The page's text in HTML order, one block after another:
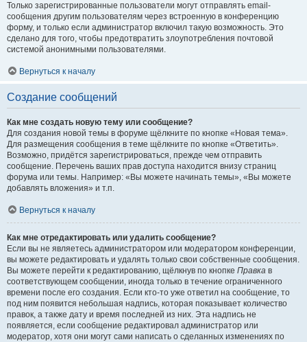
Только зарегистрированные пользователи могут отправлять email-
сообщения другим пользователям через встроенную в конференцию
форму, и только если администратор включил такую возможность. Это
сделано для того, чтобы предотвратить злоупотребления почтовой
системой анонимными пользователями.
Вернуться к началу
Создание сообщений
Как мне создать новую тему или сообщение?
Для создания новой темы в форуме щёлкните по кнопке «Новая тема».
Для размещения сообщения в теме щёлкните по кнопке «Ответить».
Возможно, придётся зарегистрироваться, прежде чем отправить
сообщение. Перечень ваших прав доступа находится внизу страниц
форума или темы. Например: «Вы можете начинать темы», «Вы можете
добавлять вложения» и т.п.
Вернуться к началу
Как мне отредактировать или удалить сообщение?
Если вы не являетесь администратором или модератором конференции,
вы можете редактировать и удалять только свои собственные сообщения.
Вы можете перейти к редактированию, щёлкнув по кнопке Правка в
соответствующем сообщении, иногда только в течение ограниченного
времени после его создания. Если кто-то уже ответил на сообщение, то
под ним появится небольшая надпись, которая показывает количество
правок, а также дату и время последней из них. Эта надпись не
появляется, если сообщение редактировал администратор или
модератор, хотя они могут сами написать о сделанных изменениях по